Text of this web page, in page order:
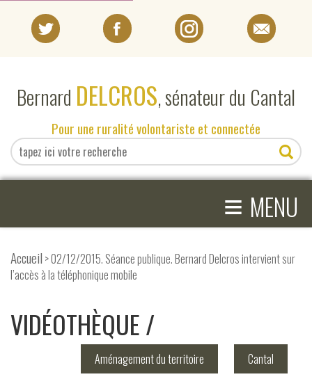
Bernard DELCROS, sénateur du Cantal
Pour une ruralité volontariste et connectée
≡ MENU
EN DIRECT DU SÉNAT
EN DIRECT DU CANTAL
Accueil > 02/12/2015. Séance publique. Bernard Delcros intervient sur
l’accès à la téléphonique mobile
VIDÉOTHÈQUE
Aménagement du territoire Cantal